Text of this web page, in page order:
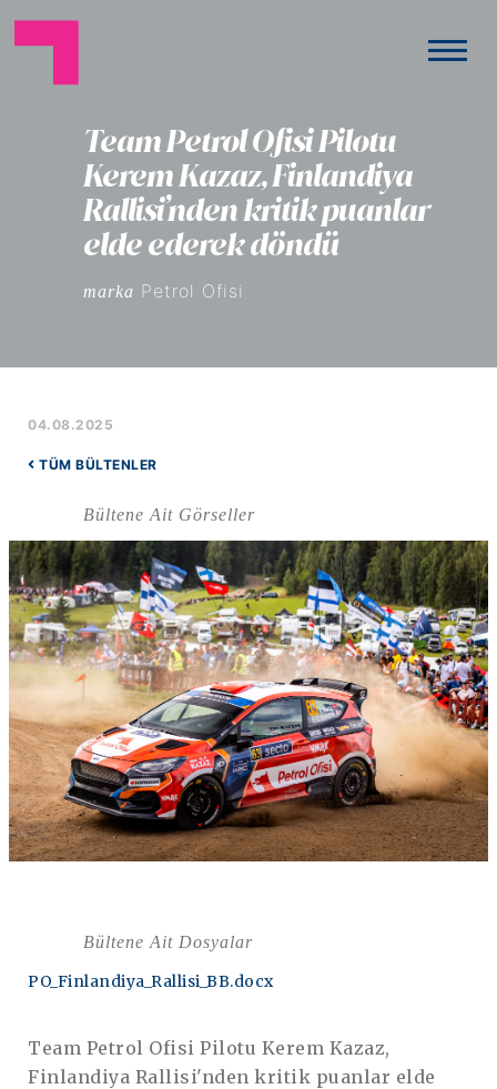
Team Petrol Ofisi Pilotu
Kerem Kazaz, Finlandiya
Rallisi’nden kritik puanlar
elde ederek döndü
marka Petrol Ofisi
04.08.2025
TÜM BÜLTENLER
Bültene Ait Görseller
Bültene Ait Dosyalar
PO_Finlandiya_Rallisi_BB.docx
Team Petrol Ofisi Pilotu Kerem Kazaz,
Finlandiya Rallisi'nden kritik puanlar elde